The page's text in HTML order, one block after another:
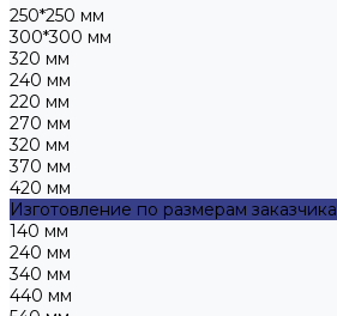
250*250 мм
300*300 мм
320 мм
240 мм
220 мм
270 мм
320 мм
370 мм
420 мм
Изготовление по размерам заказчика
140 мм
240 мм
340 мм
440 мм